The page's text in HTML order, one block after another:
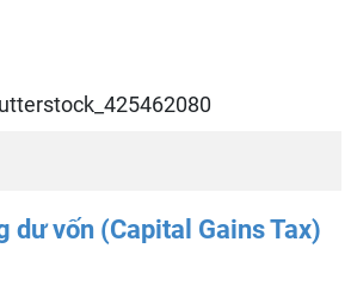
dư vốn (Capital Gains Tax)